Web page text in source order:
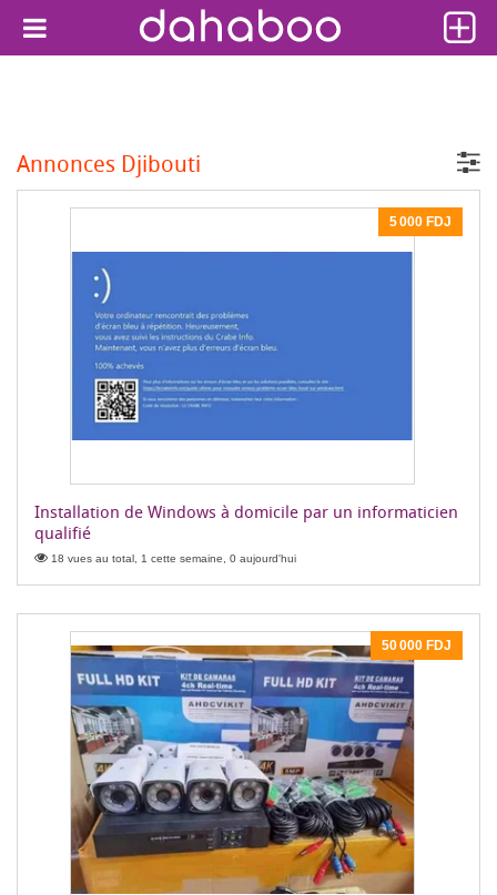
Annonces Djibouti
5 000 FDJ
Installation de Windows à domicile par un informaticien
qualifié
18 vues au total, 1 cette semaine, 0 aujourd'hui
50 000 FDJ